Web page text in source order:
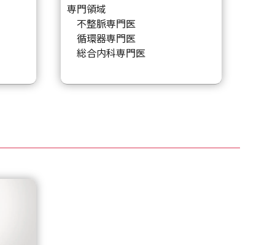
専門領域
不整脈専門医
循環器専門医
総合内科専門医